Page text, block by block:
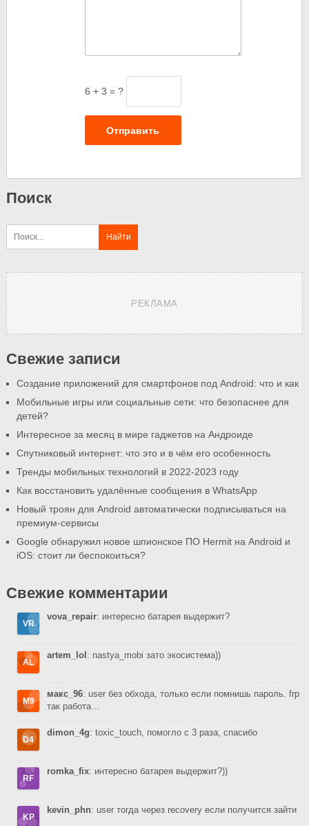
6 + 3 = ?
Отправить
Поиск
РЕКЛАМА
Свежие записи
Создание приложений для смартфонов под Android: что и как
Мобильные игры или социальные сети: что безопаснее для
детей?
Интересное за месяц в мире гаджетов на Андроиде
Спутниковый интернет: что это и в чём его особенность
Тренды мобильных технологий в 2022-2023 году
Как восстановить удалённые сообщения в WhatsApp
Новый троян для Android автоматически подписываться на
премиум-сервисы
Google обнаружил новое шпионское ПО Hermit на Android и
iOS: стоит ли беспокоиться?
Свежие комментарии
vova_repair: интересно батарея выдержит?
artem_lol : nastya_mobi зато экосистема))
макс_96: user без обхода, только если помнишь пароль. frp
так работа…
dimon_4g: toxic_touch, помогло с 3 раза, спасибо
romka_fix: интересно батарея выдержит?))
kevin_phn: user тогда через recovery если получится зайти